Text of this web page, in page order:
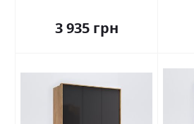
3 935 грн